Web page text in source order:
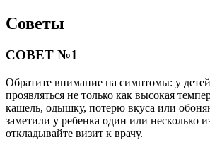
Советы
СОВЕТ №1
Обратите внимание на симптомы: у
проявляться не только как высокая
кашель, одышку, потерю вкуса или
заметили у ребенка один или несколько
откладывайте визит к врачу.